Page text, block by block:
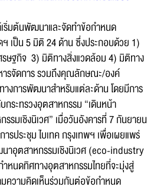
มต้นพัฒนาและจัดทำข้อกำหนด
ป็น 5 มิติ 24 ด้าน ซึ่งประกอบด้วย 1)
ษฐกิจ 3) มิติทางสิ่งแวดล้อม 4) มิติทาง
ารจัดการ รวมถึงคุณลักษณะ/องค์
งการพัฒนาสำหรับแต่ละด้าน โดยมีการ
ระทรวงอุตสาหกรรม “เดินหน้า
รรมเชิงนิเวศ” เมื่อวันอังคารที่ 7 กันยายน
ประชุม ไบเทค กรุงเทพฯ เพื่อเผยแพร่
าอุตสาหกรรมเชิงนิเวศ (eco-industry
หนดทิศทางอุตสาหกรรมไทยที่จะมุ่งสู่
มความคิดเห็นร่วมกันต่อข้อกำหนด